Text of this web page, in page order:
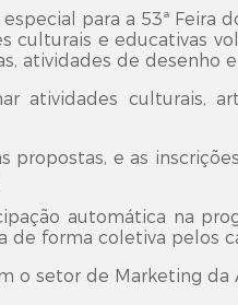
para a 53ª
culturais e educativas
atividades de desenho
atividades culturais,
propostas, e as
automática na
forma coletiva pelos
o setor de Marketing da